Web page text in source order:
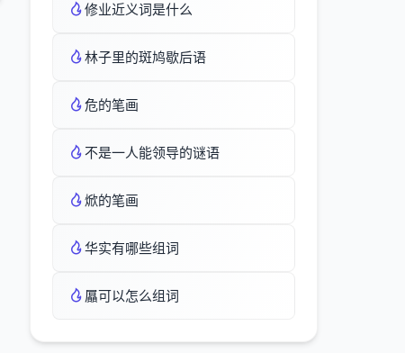
修业近义词是什么
林子里的斑鸠歇后语
危的笔画
不是一人能领导的谜语
焮的笔画
华实有哪些组词
屭可以怎么组词